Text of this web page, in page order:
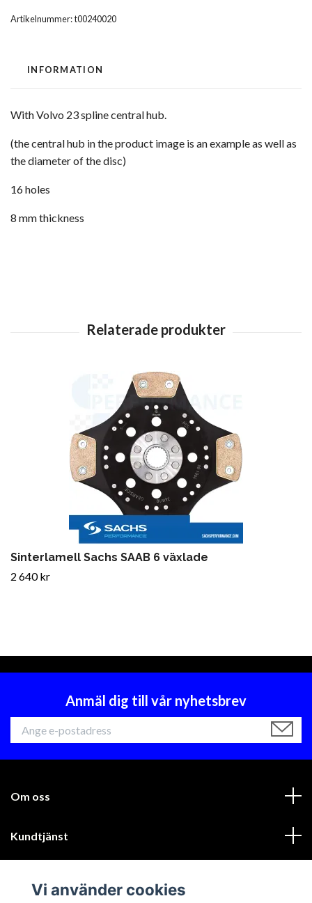
Artikelnummer:t00240020
INFORMATION
With Volvo 23 spline central hub.
(the central hub in the product image is an example as well as
the diameter of the disc)
16 holes
8 mm thickness
Sinterlamell Sachs SAAB 6 växlade
2 640 kr
Anmäl dig till vår nyhetsbrev
Om oss
Kundtjänst
Vi använder cookies